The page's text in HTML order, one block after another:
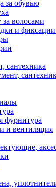
за обувью
за волосами
и
сантехника
фурнитура
и вентиляция